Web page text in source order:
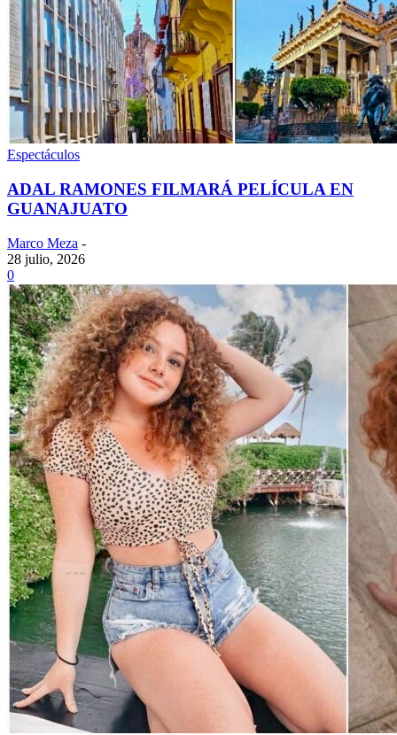
Espectáculos
ADAL RAMONES FILMARÁ PELÍCULA EN
GUANAJUATO
Marco Meza -
28 julio, 2026
0